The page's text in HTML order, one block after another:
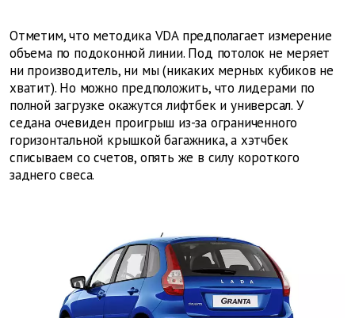
Отметим, что методика VDA предполагает измерение
объема по подоконной линии. Под потолок не меряет
ни производитель, ни мы (никаких мерных кубиков не
хватит). Но можно предположить, что лидерами по
полной загрузке окажутся лифтбек и универсал. У
седана очевиден проигрыш из-за ограниченного
горизонтальной крышкой багажника, а хэтчбек
списываем со счетов, опять же в силу короткого
заднего свеса.